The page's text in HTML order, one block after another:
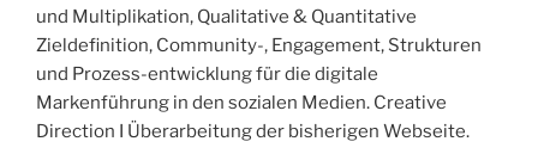
und Multiplikation, Qualitative & Quantitative
Zieldefinition, Community-, Engagement, Strukturen
und Prozess-entwicklung für die digitale
Markenführung in den sozialen Medien. Creative
Direction I Überarbeitung der bisherigen Webseite.